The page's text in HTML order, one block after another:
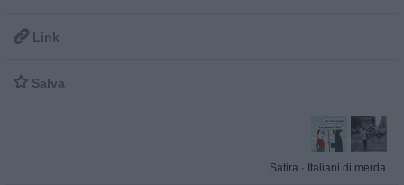
 Link
 Salva
Satira · Italiani di merda